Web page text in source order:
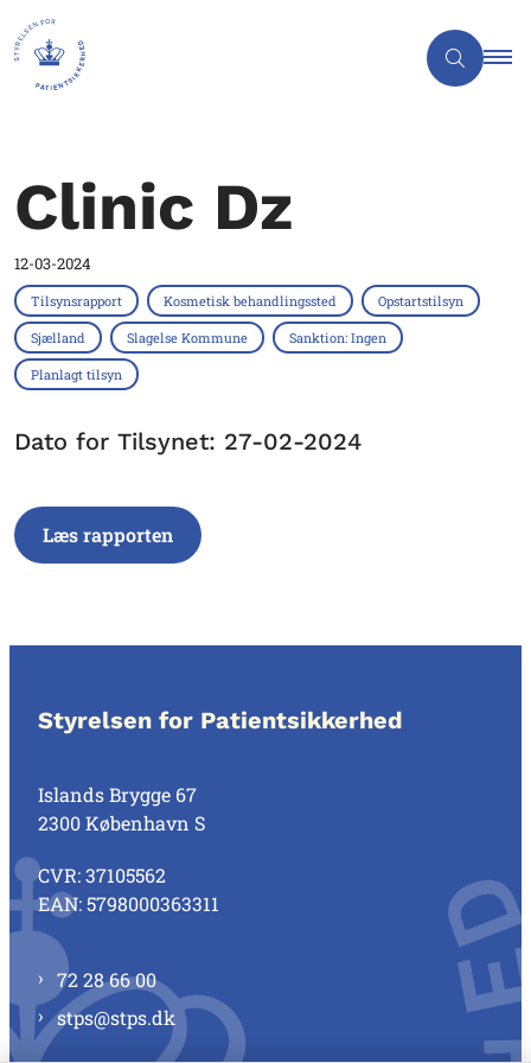
Clinic Dz
12-03-2024
Tilsynsrapport Kosmetisk behandlingssted Opstartstilsyn
Sjælland Slagelse Kommune Sanktion: Ingen
Planlagt tilsyn
Dato for Tilsynet: 27-02-2024
Læs rapporten
Styrelsen for Patientsikkerhed
Islands Brygge 67
2300 København S
CVR: 37105562
EAN: 5798000363311
72 28 66 00
stps@stps.dk